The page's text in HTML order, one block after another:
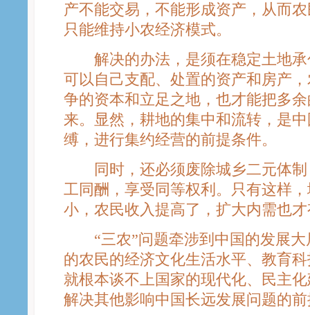
产不能交易，不能形成资产，从而
只能维持小农经济模式。
解决的办法，是须在稳定土地承
可以自己支配、处置的资产和房产
争的资本和立足之地，也才能把多
来。显然，耕地的集中和流转，是
缚，进行集约经营的前提条件。
同时，还必须废除城乡二元体制
工同酬，享受同等权利。只有这样
小，农民收入提高了，扩大内需也
“三农”问题牵涉到中国的发展大
的农民的经济文化生活水平、教育
就根本谈不上国家的现代化、民主
解决其他影响中国长远发展问题的